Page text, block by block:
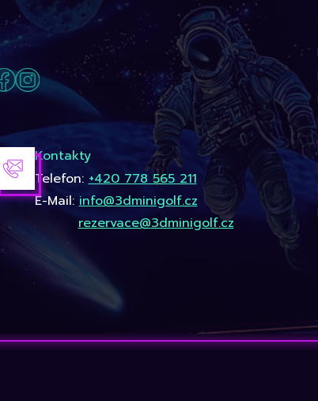
Kontakty
Telefon:+420 778 565 211
E-Mail:info@3dminigolf.cz
rezervace@3dminigolf.cz